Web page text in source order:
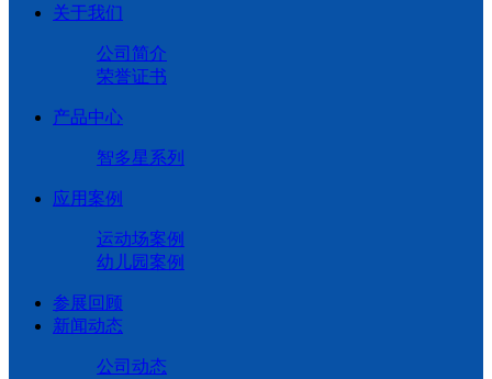
关于我们
公司简介
荣誉证书
产品中心
智多星系列
应用案例
运动场案例
幼儿园案例
参展回顾
新闻动态
公司动态